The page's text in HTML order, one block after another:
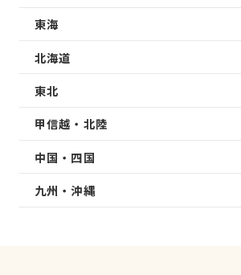
東海
北海道
東北
甲信越・北陸
中国・四国
九州・沖縄